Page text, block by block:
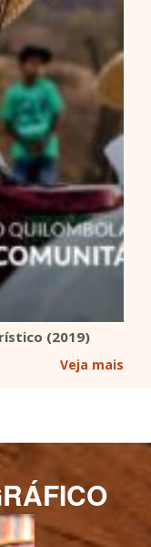
(2019)
Veja mais